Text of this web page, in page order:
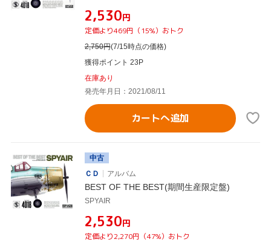
¥2,530円
定価より469円（15%）おトク
2,750円(7/15時点の価格)
獲得ポイント 23P
在庫あり
発売年月日：2021/08/11
カートへ追加
中古
ＣＤ
アルバム
BEST OF THE BEST(期間生産限定盤)
SPYAIR
¥2,530円
定価より2,270円（47%）おトク